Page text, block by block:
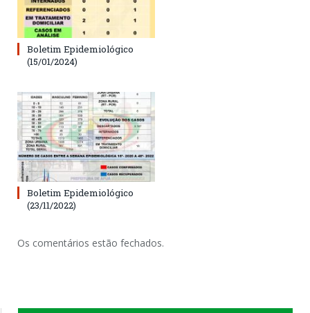
Boletim Epidemiológico
(15/01/2024)
Boletim Epidemiológico
(23/11/2022)
Os comentários estão fechados.